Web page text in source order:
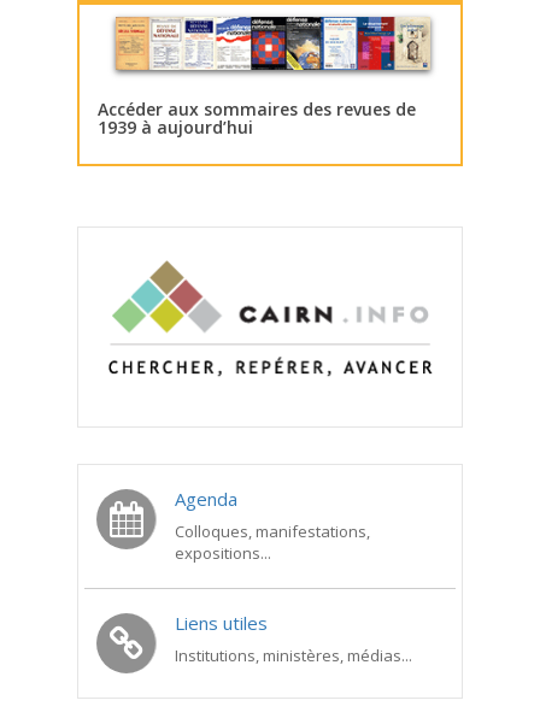
Accéder aux sommaires des revues de
1939 à aujourd’hui
Agenda
Colloques, manifestations,
expositions...
Liens utiles
Institutions, ministères, médias...